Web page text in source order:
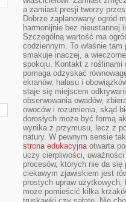
a zamiast presji tworzy
Dobrze zaplanowany ogród
harmonijnie bez nieustannej
Szczególną wartość ma
codziennym. To właśnie tam
smakuje inaczej, a
spokoju. Kontakt z roślinami
pomaga odzyskać
ekranów, hałasu i
staje się miejscem
obserwowania owadów,
owoców i rozumienia, skąd
dorosłych może być formą
wynika z przymusu, lecz z
natury. W pewnym sensie
strona edukacyjnaotwarta
uczy cierpliwości,
procesów, których nie da
ciekawym zjawiskiem jest
prostych upraw użytkowych.
może pomieścić kilka